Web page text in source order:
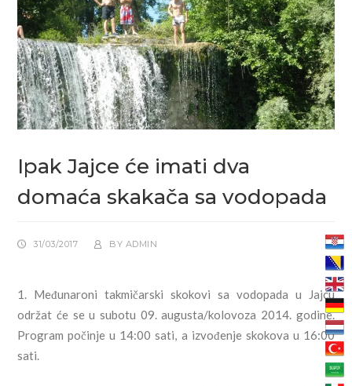
Ipak Jajce će imati dva
domaća skakača sa vodopada
31/03/2017 BY ADMIN
1. Međunaroni takmičarski skokovi sa vodopada u Jajcu
održat će se u subotu 09. augusta/kolovoza 2014. godine.
Program počinje u 14:00 sati, a izvođenje skokova u 16:00
sati.